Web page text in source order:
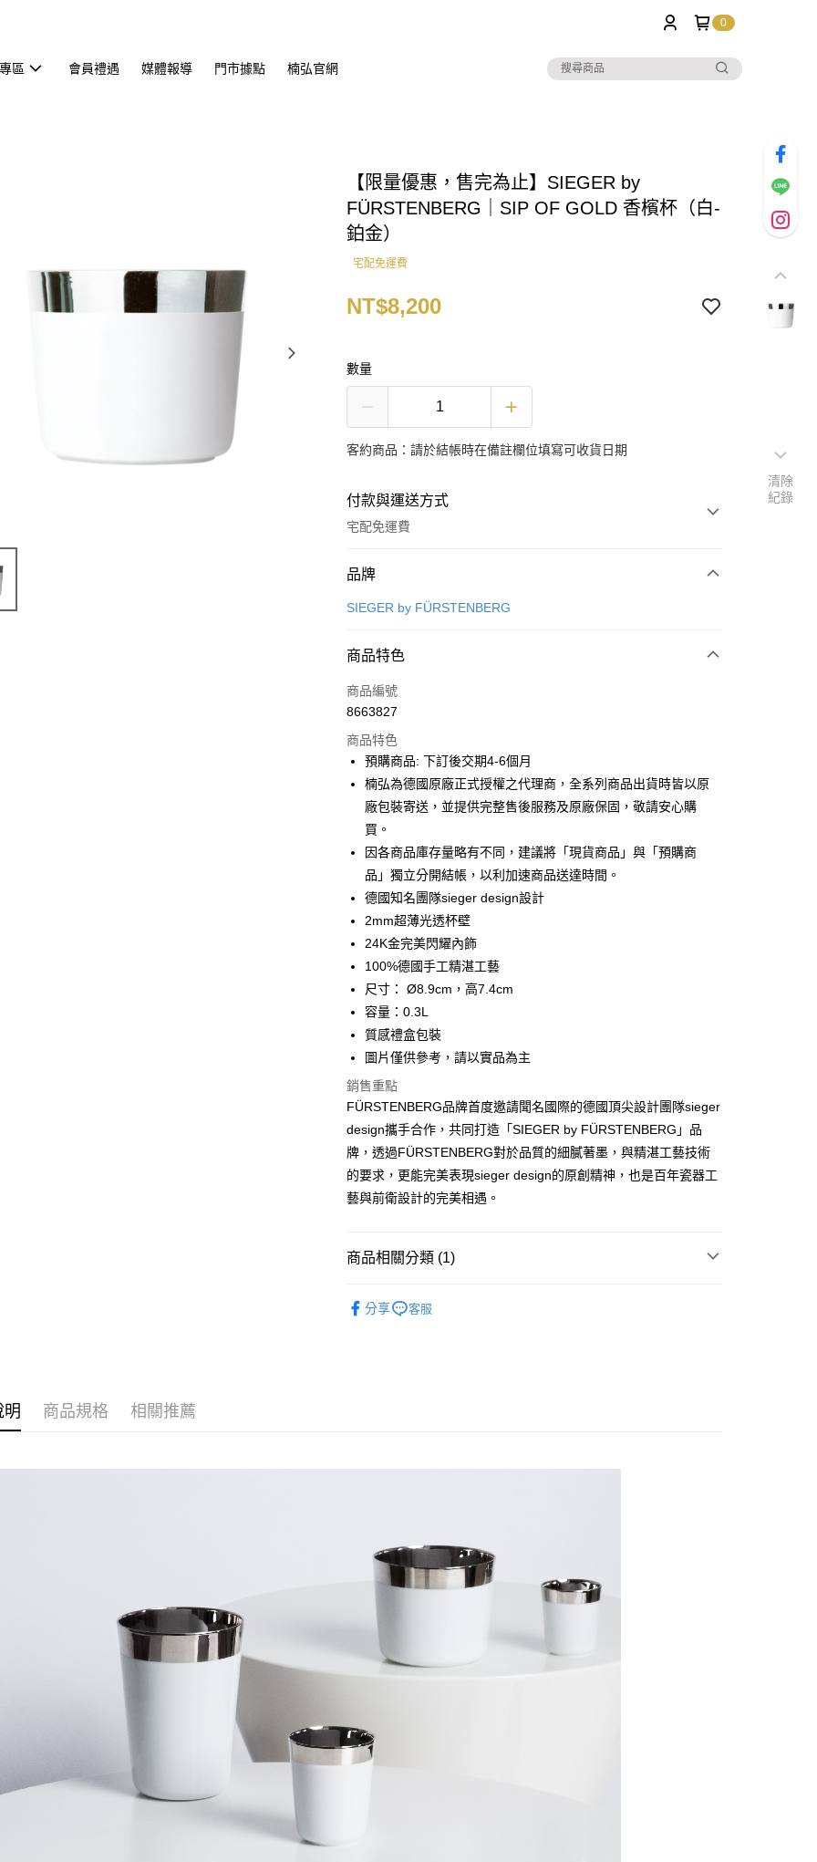
0
區 會員禮遇 媒體報導 門市據點 楠弘官網
【限量優惠，售完為止】SIEGER by
FÜRSTENBERG｜SIP OF GOLD 香檳杯（白-
鉑金）
宅配免運費
NT$8,200
數量
客約商品：請於結帳時在備註欄位填寫可收貨日期
付款與運送方式
宅配免運費
付款方式
信用卡一次付款
運送方式
宅配
全館免運
免運費
品牌
SIEGER by FÜRSTENBERG
商品特色
商品編號
8663827
商品特色
預購商品: 下訂後交期4-6個月
楠弘為德國原廠正式授權之代理商，全系列商品出貨時皆以原
廠包裝寄送，並提供完整售後服務及原廠保固，敬請安心購
買。
因各商品庫存量略有不同，建議將「現貨商品」與「預購商
品」獨立分開結帳，以利加速商品送達時間。
德國知名團隊sieger design設計
2mm超薄光透杯壁
24K金完美閃耀內飾
100%德國手工精湛工藝
尺寸： Ø8.9cm，高7.4cm
容量：0.3L
質感禮盒包裝
圖片僅供參考，請以實品為主
銷售重點
FÜRSTENBERG品牌首度邀請聞名國際的德國頂尖設計團隊sieger
design攜手合作，共同打造「SIEGER by FÜRSTENBERG」品
牌，透過FÜRSTENBERG對於品質的細膩著墨，與精湛工藝技術
的要求，更能完美表現sieger design的原創精神，也是百年瓷器工
藝與前衛設計的完美相遇。
商品相關分類 (1)
分享
客服
明 商品規格 相關推薦
清除
紀錄